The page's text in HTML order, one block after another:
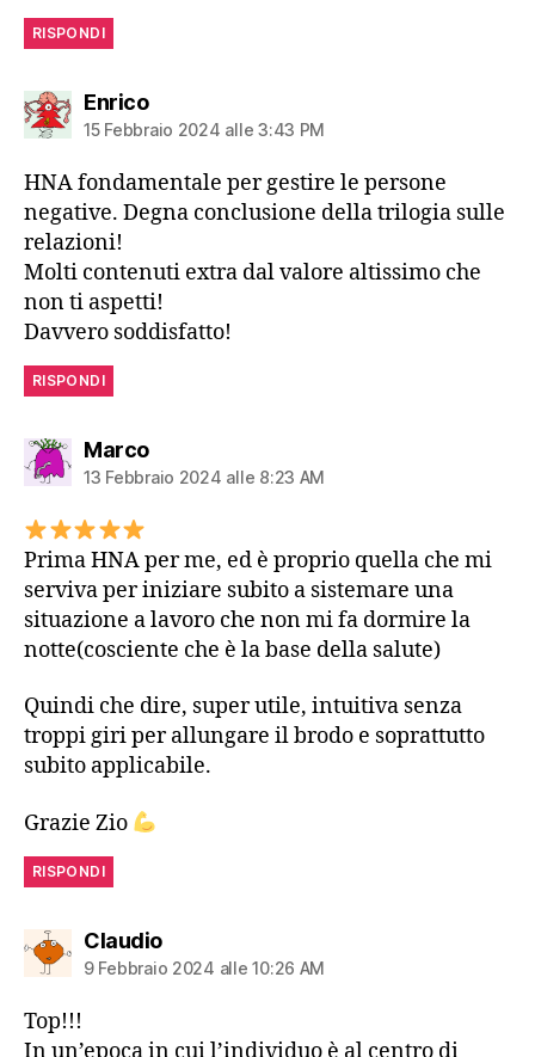
RISPONDI
Enricodice:
15 Febbraio 2024 alle 3:43 PM
HNA fondamentale per gestire le persone
negative. Degna conclusione della trilogia sulle
relazioni!
Molti contenuti extra dal valore altissimo che
non ti aspetti!
Davvero soddisfatto!
RISPONDI
Marcodice:
13 Febbraio 2024 alle 8:23 AM
Prima HNA per me, ed è proprio quella che mi
serviva per iniziare subito a sistemare una
situazione a lavoro che non mi fa dormire la
notte(cosciente che è la base della salute)
Quindi che dire, super utile, intuitiva senza
troppi giri per allungare il brodo e soprattutto
subito applicabile.
Grazie Zio
RISPONDI
Claudiodice:
9 Febbraio 2024 alle 10:26 AM
Top!!!